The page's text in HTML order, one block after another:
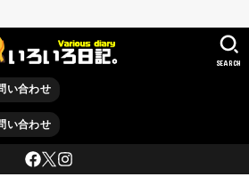
い合わせ
い合わせ
SEARCH